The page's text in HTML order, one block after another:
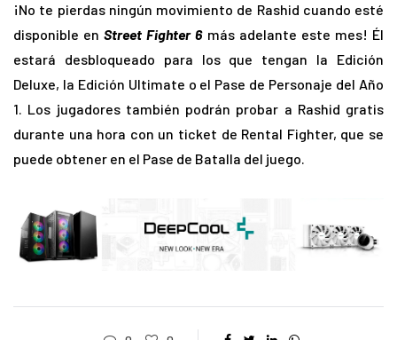
¡No te pierdas ningún movimiento de Rashid cuando esté
disponible enStreet Fighter 6más adelante este mes! Él
estará desbloqueado para los que tengan la Edición
Deluxe, la Edición Ultimate o el Pase de Personaje del Año
1. Los jugadores también podrán probar a Rashid gratis
durante una hora con un ticket de Rental Fighter, que se
puede obtener en el Pase de Batalla del juego.